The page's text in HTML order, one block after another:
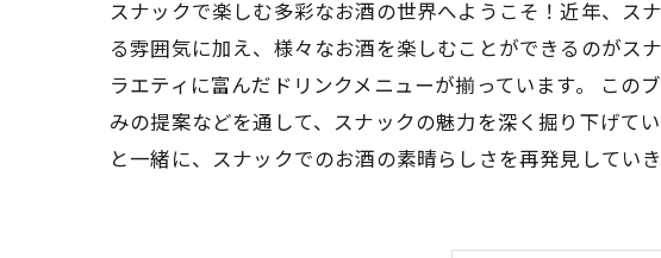
スナックで楽しむ多彩なお酒の世界へようこそ！近年、ス
る雰囲気に加え、様々なお酒を楽しむことができるのがス
ラエティに富んだドリンクメニューが揃っています。 こ
みの提案などを通して、スナックの魅力を深く掘り下げて
と一緒に、スナックでのお酒の素晴らしさを再発見してい